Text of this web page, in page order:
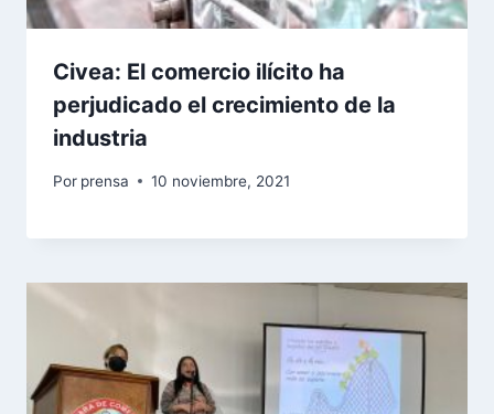
Civea: El comercio ilícito ha
perjudicado el crecimiento de la
industria
Por prensa 10 noviembre, 2021